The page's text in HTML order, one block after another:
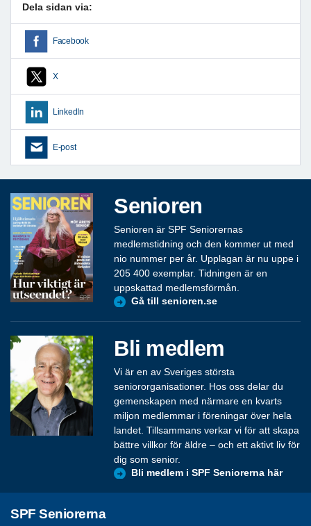
Dela sidan via:
Facebook
X
LinkedIn
E-post
Senioren
Senioren är SPF Seniorernas
medlemstidning och den kommer ut med
nio nummer per år. Upplagan är nu uppe i
205 400 exemplar. Tidningen är en
uppskattad medlemsförmån.
Gå till senioren.se
Bli medlem
Vi är en av Sveriges största
seniororganisationer. Hos oss delar du
gemenskapen med närmare en kvarts
miljon medlemmar i föreningar över hela
landet. Tillsammans verkar vi för att skapa
bättre villkor för äldre – och ett aktivt liv för
dig som senior.
Bli medlem i SPF Seniorerna här
SPF Seniorerna